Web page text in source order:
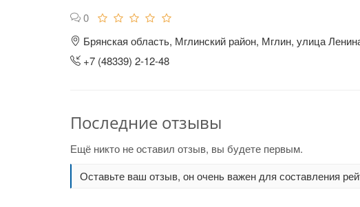
0
Брянская область, Мглинский район, Мглин, улица
+7 (48339) 2-12-48
Последние отзывы
Ещё никто не оставил отзыв, вы будете первым.
Оставьте ваш отзыв, он очень важен для составления